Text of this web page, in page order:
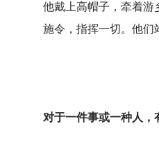
他戴上高帽子，牵着游
施令，指挥一切。他
对于一件事或一种人，